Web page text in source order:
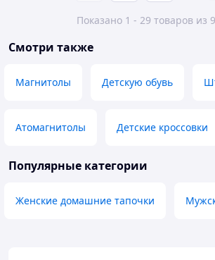
Показано 1 - 29 товаров из
Смотри также
Магнитолы Детскую обувь
Атомагнитолы Детские кроссовки
Популярные категории
Женские домашние тапочки